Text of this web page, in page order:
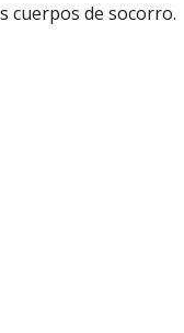
cuerpos de socorro.